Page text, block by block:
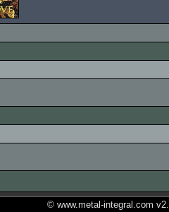
© www.metal-integral.com